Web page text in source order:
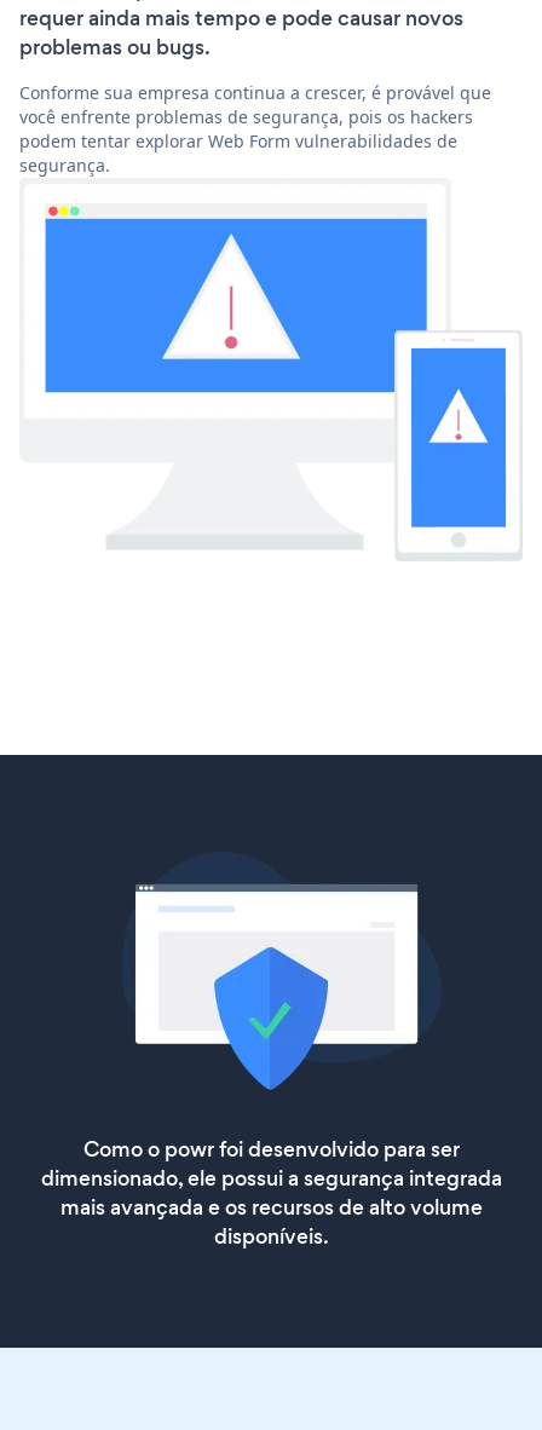
requer ainda mais tempo e pode causar novos
problemas ou bugs.
Conforme sua empresa continua a crescer, é provável que
você enfrente problemas de segurança, pois os hackers
podem tentar explorar Web Form vulnerabilidades de
segurança.
Como o powr foi desenvolvido para ser
dimensionado, ele possui a segurança integrada
mais avançada e os recursos de alto volume
disponíveis.